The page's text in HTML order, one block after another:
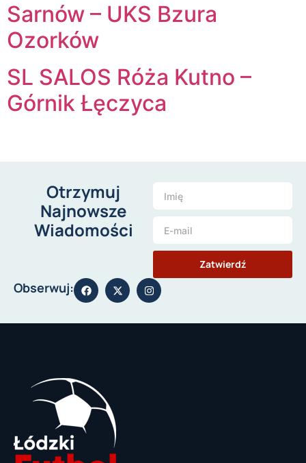
Sarnów – UKS Bzura
Ozorków
SL SALOS Róża Kutno –
Górnik Łęczyca
Otrzymuj
Najnowsze
Wiadomości
Zatwierdź
Obserwuj: